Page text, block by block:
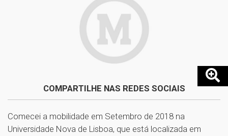
COMPARTILHE NAS REDES SOCIAIS
Comecei a mobilidade em Setembro de 2018 na
Universidade Nova de Lisboa, que está localizada em